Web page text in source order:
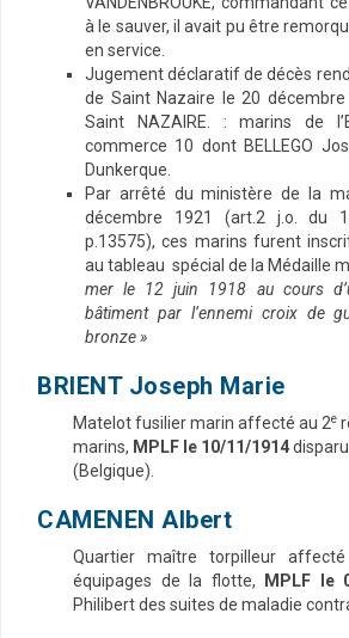
à le sauver, il avait pu être
en service.
Jugement déclaratif de décès
de Saint Nazaire le 20
Saint NAZAIRE. : marins de
commerce 10 dont BELLEGO
Dunkerque.
Par arrêté du ministère de la
décembre 1921 (art.2 j.o. du
p.13575), ces marins furent
au tableau spécial de la Médaille
mer le 12 juin 1918 au cours
bâtiment par l’ennemi croix de
bronze »
BRIENT Joseph Marie
Matelot fusilier marin affecté au 2e
marins, MPLF le 10/11/1914
(Belgique).
CAMENEN Albert
Quartier maître torpilleur
équipages de la flotte,
MPLF le
Philibert des suites de maladie